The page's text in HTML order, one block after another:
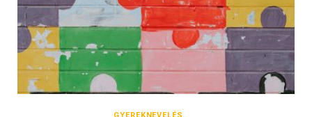
GYEREKNEVELÉS